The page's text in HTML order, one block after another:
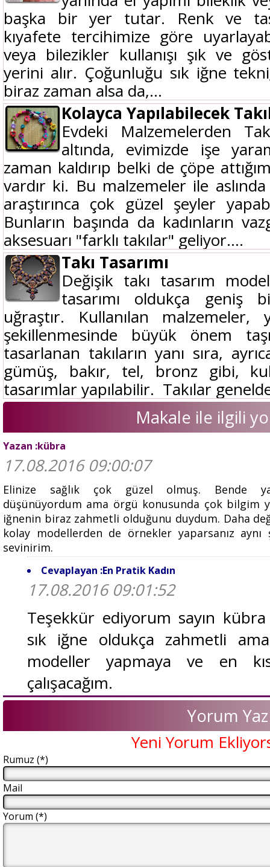
başka bir yer tutar. Renk ve
kıyafete tercihimize göre
veya bilezikler kullanışı şık ve
yerini alır. Çoğunluğu sık iğne
biraz zaman alsa da,...
Kolayca Yapılabilecek
Evdeki Malzemelerden
altında, evimizde işe
zaman kaldırıp belki de çöpe
vardır ki. Bu malzemeler ile
araştırınca çok güzel şeyler
Bunların başında da kadınların
aksesuarı "farklı takılar" geliyor....
Takı Tasarımı
Değişik takı tasarım
tasarımı oldukça geniş
uğraştır. Kullanılan malzemeler,
şekillenmesinde büyük önem
tasarlanan takıların yanı sıra,
gümüş, bakır, tel, bronz gibi,
tasarımlar yapılabilir. Takılar
Makale ile ilgili
Yazan :kübra
17.08.2016 09:00:07
Elinize sağlık çok güzel olmuş. Bende
düşünüyordum ama örgü konusunda çok bilgim
iğnenin biraz zahmetli olduğunu duydum. Daha
kolay modellerden de örnekler yaparsanız aynı
sevinirim.
Cevaplayan :En Pratik Kadın
17.08.2016 09:01:52
Teşekkür ediyorum sayın
sık iğne oldukça zahmetli
modeller yapmaya ve en
çalışacağım.
Yorum Yaz
Yeni Yorum
Rumuz (*)
Mail
Yorum (*)